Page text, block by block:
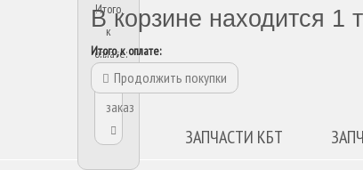
Итого,
к
оплате:
Оформить
заказ
В корзине находится 1
Итого, к оплате:
Продолжить покупки
ЗАПЧАСТИ КБТ